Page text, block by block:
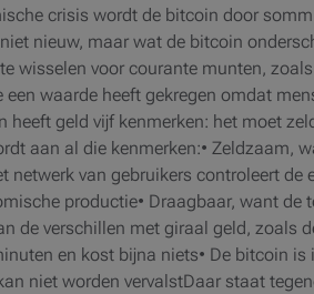
crisis wordt de bitcoin door
nieuw, maar wat de bitcoin
wisselen voor courante munten,
waarde heeft gekregen omdat
heeft geld vijf kenmerken: het moet
aan al die kenmerken:• Zeldzaam,
netwerk van gebruikers controleert
productie• Draagbaar, want
de verschillen met giraal geld, zoals
en kost bijna niets• De bitcoin
niet worden vervalstDaar staat